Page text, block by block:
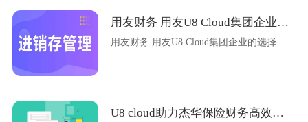
用友财务 用友U8 Cloud集团企业的选择
用友财务 用友U8 Cloud集团企业的选择
U8 cloud助力杰华保险财务高效核算